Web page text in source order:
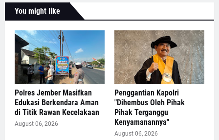
You might like
Polres Jember Masifkan
Edukasi Berkendara Aman
di Titik Rawan Kecelakaan
August 06, 2026
Penggantian Kapolri
"Dihembus Oleh Pihak
Pihak Terganggu
Kenyamanannya"
August 06, 2026